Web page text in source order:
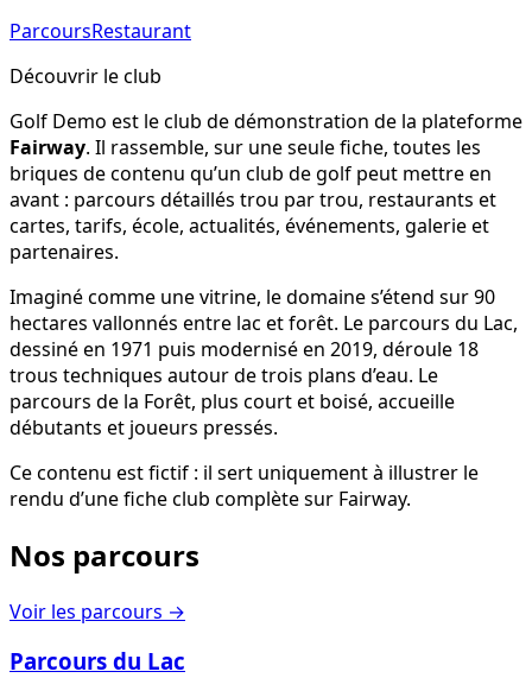
ParcoursRestaurant
Découvrir le club
Golf Demo est le club de démonstration de la plateforme
Fairway. Il rassemble, sur une seule fiche, toutes les
briques de contenu qu’un club de golf peut mettre en
avant : parcours détaillés trou par trou, restaurants et
cartes, tarifs, école, actualités, événements, galerie et
partenaires.
Imaginé comme une vitrine, le domaine s’étend sur 90
hectares vallonnés entre lac et forêt. Le parcours du Lac,
dessiné en 1971 puis modernisé en 2019, déroule 18
trous techniques autour de trois plans d’eau. Le
parcours de la Forêt, plus court et boisé, accueille
débutants et joueurs pressés.
Ce contenu est fictif : il sert uniquement à illustrer le
rendu d’une fiche club complète sur Fairway.
Nos parcours
Voir les parcours →
Parcours du Lac